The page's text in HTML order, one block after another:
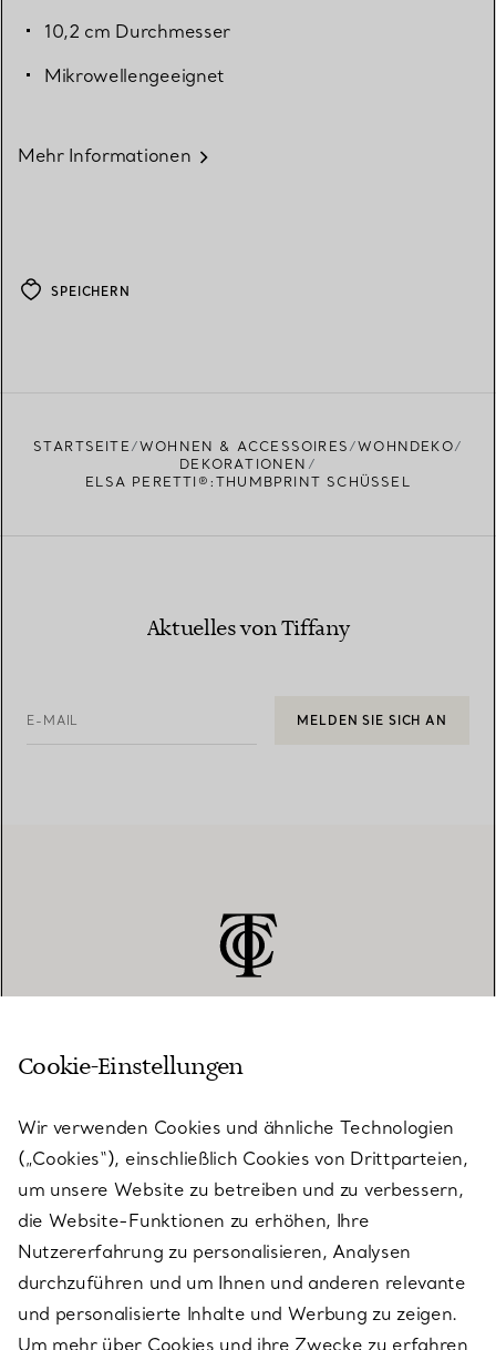
10,2 cm Durchmesser
Mikrowellengeeignet
Mehr Informationen
SPEICHERN
STARTSEITE WOHNEN & ACCESSOIRES
WOHNDEKO
DEKORATIONEN
ELSA PERETTI®:THUMBPRINT SCHÜSSEL
Aktuelles von Tiffany
E-MAIL MELDEN SIE SICH AN
KUNDENSERVICE
SERVICES
ÜBER TIFFANY & CO.
RECHTLICHE HINWEISE
Cookie-Einstellungen
Wir verwenden Cookies und ähnliche Technologien
(„Cookies“), einschließlich Cookies von Drittparteien,
um unsere Website zu betreiben und zu verbessern,
die Website-Funktionen zu erhöhen, Ihre
Nutzererfahrung zu personalisieren, Analysen
durchzuführen und um Ihnen und anderen relevante
und personalisierte Inhalte und Werbung zu zeigen.
Um mehr über Cookies und ihre Zwecke zu erfahren